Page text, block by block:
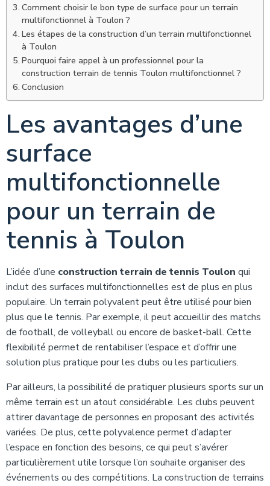
Comment choisir le bon type de surface pour un terrain
multifonctionnel à Toulon ?
Les étapes de la construction d’un terrain multifonctionnel
à Toulon
Pourquoi faire appel à un professionnel pour la
construction terrain de tennis Toulon multifonctionnel ?
Conclusion
Les avantages d’une
surface
multifonctionnelle
pour un terrain de
tennis à Toulon
L’idée d’une construction terrain de tennis Toulon qui
inclut des surfaces multifonctionnelles est de plus en plus
populaire. Un terrain polyvalent peut être utilisé pour bien
plus que le tennis. Par exemple, il peut accueillir des matchs
de football, de volleyball ou encore de basket-ball. Cette
flexibilité permet de rentabiliser l’espace et d’offrir une
solution plus pratique pour les clubs ou les particuliers.
Par ailleurs, la possibilité de pratiquer plusieurs sports sur un
même terrain est un atout considérable. Les clubs peuvent
attirer davantage de personnes en proposant des activités
variées. De plus, cette polyvalence permet d’adapter
l’espace en fonction des besoins, ce qui peut s’avérer
particulièrement utile lorsque l’on souhaite organiser des
événements ou des compétitions. La construction de terrains